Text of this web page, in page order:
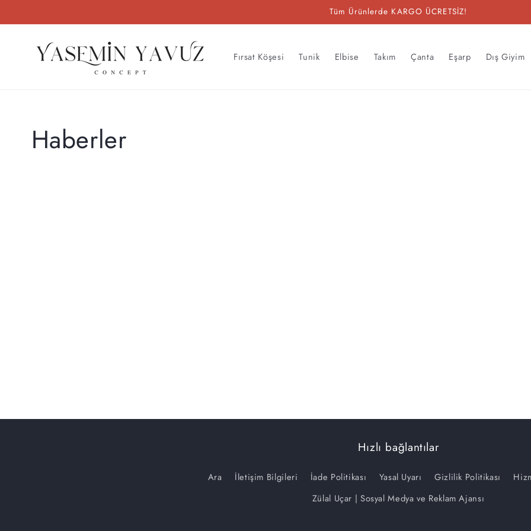
Tüm Ürünlerde KARGO ÜCRETSİZ!
Fırsat Köşesi Tunik Elbise Takım Çanta Eşarp Dış Giyim
Haberler
Hızlı bağlantılar
Ara İletişim Bilgileri İade Politikası Yasal Uyarı Gizlilik Politikası
Zülal Uçar | Sosyal Medya ve Reklam Ajansı